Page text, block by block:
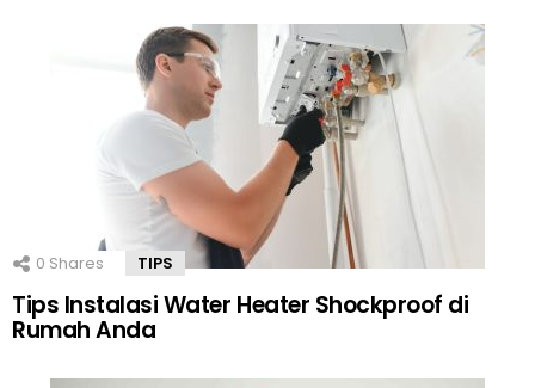
0 Shares TIPS
Tips Instalasi Water Heater Shockproof di
Rumah Anda